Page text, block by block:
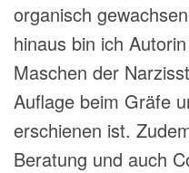
organisch
hinaus bin ich
Maschen der
Auflage beim Gräfe
erschienen ist.
Beratung und auch